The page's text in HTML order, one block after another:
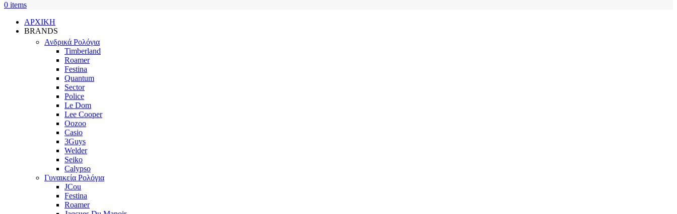
0 items
ΑΡΧΙΚΗ
BRANDS
Ανδρικά Ρολόγια
Timberland
Roamer
Festina
Quantum
Sector
Police
Le Dom
Lee Cooper
Oozoo
Casio
3Guys
Welder
Seiko
Calypso
Γυναικεία Ρολόγια
JCou
Festina
Roamer